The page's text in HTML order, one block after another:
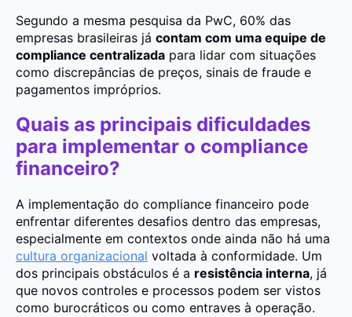
Segundo a mesma pesquisa da PwC, 60% das
empresas brasileiras já contam com uma equipe de
compliance centralizada para lidar com situações
como discrepâncias de preços, sinais de fraude e
pagamentos impróprios.
Quais as principais dificuldades
para implementar o compliance
financeiro?
A implementação do compliance financeiro pode
enfrentar diferentes desafios dentro das empresas,
especialmente em contextos onde ainda não há uma
cultura organizacional voltada à conformidade. Um
dos principais obstáculos é a resistência interna, já
que novos controles e processos podem ser vistos
como burocráticos ou como entraves à operação.